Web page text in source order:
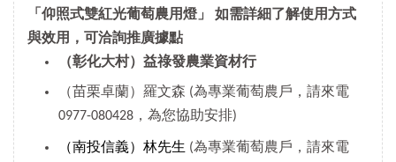
「仰照式雙紅光葡萄農用燈」 如需詳細了解使用方式
與效用，可洽詢推廣據點
（彰化大村）益祿發農業資材行
（苗栗卓蘭）羅文森 (為專業葡萄農戶，請來電
0977-080428，為您協助安排)
（南投信義）林先生 (為專業葡萄農戶，請來電